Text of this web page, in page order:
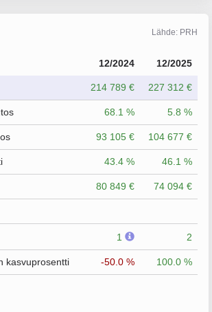
Lähde: PRH
12/2024 12/2025
214 789 € 227 312 €
68.1 % 5.8 %
93 105 € 104 677 €
43.4 % 46.1 %
80 849 € 74 094 €
1 2
kasvuprosentti -50.0 %
100.0 %